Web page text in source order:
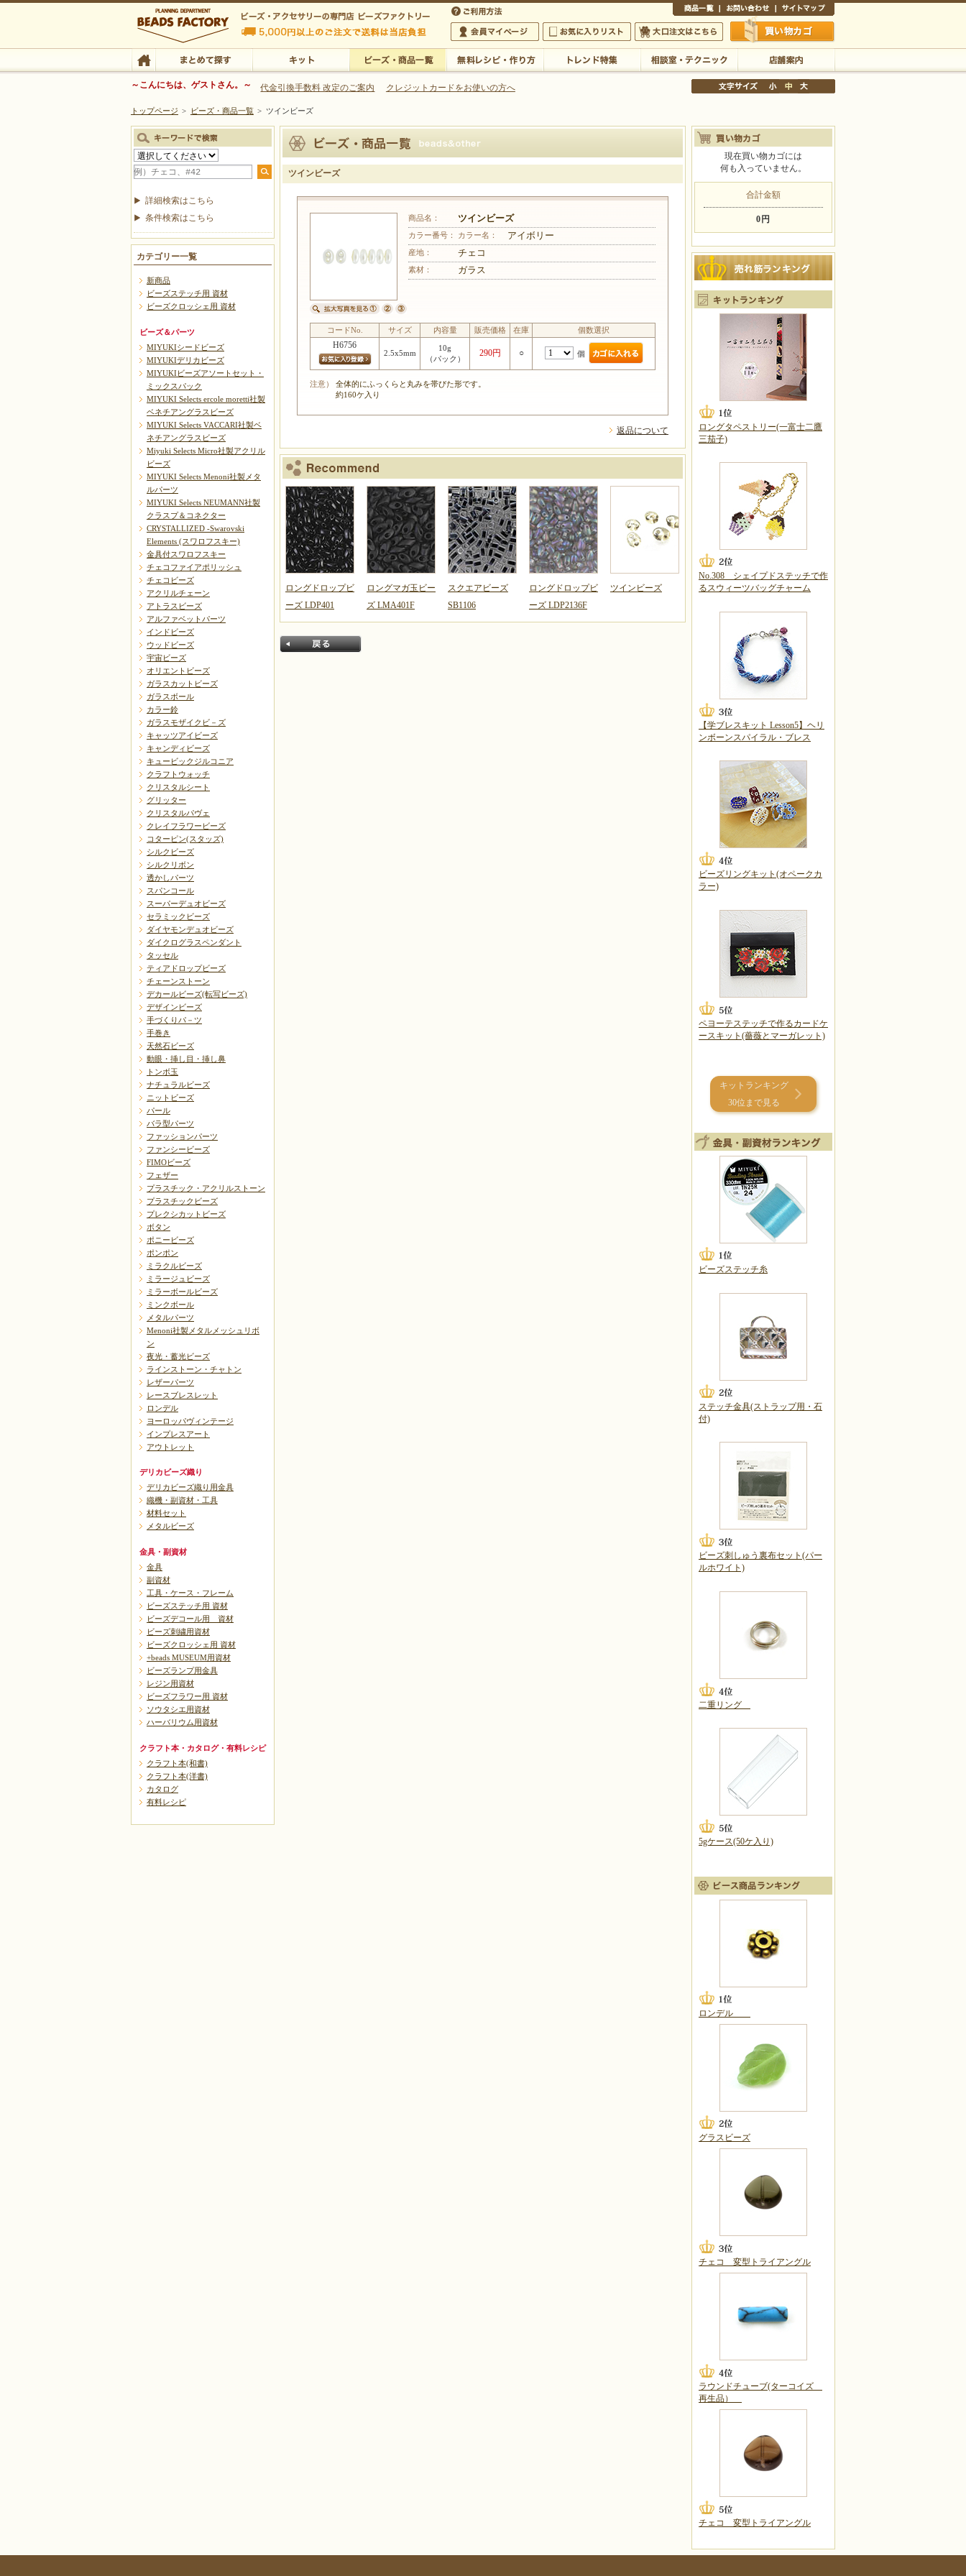
ビーズファクトリー ビーズ・パーツ・金具など・アクセサリーの専門店
ビーズ・アクセサリーの専門店 ビーズファクトリー 5,000円以上のご注文で送料は当店が負担いたします
ビーズ・アクセサリーの専門店 ビーズファクトリー 5,000円以上のご注文で送料は当店が負担いたします
会員マイページ
お気に入りリスト 大口注文はこちら 買い物かご
TOP まとめて探す 店舗案内
～こんにちは、ゲストさん。～ 代金引換手数料 改定のご案内 クレジットカードをお使いの方へ
トップページ > ビーズ・商品一覧 > ツインビーズ
ツインビーズ
商品名： ツインビーズ
カラー番号： カラー名： アイボリー
産地： チェコ
素材： ガラス
コードNo. サイズ 内容量 販売価格 在庫 個数選択
H6756
2.5x5mm
10g
（パック）
290円 ○ 個
注意）
全体的にふっくらと丸みを帯びた形です。
約160ケ入り
返品について
ロングドロップビ
ーズ LDP401
ロングマガ玉ビー
ズ LMA401F
スクエアビーズ
SB1106
ロングドロップビ
ーズ LDP2136F
ツインビーズ
詳細検索はこちら
条件検索はこちら
カテゴリー一覧
新商品
ビーズステッチ用 資材
ビーズクロッシェ用 資材
ビーズ＆パーツ
MIYUKIシードビーズ
MIYUKIデリカビーズ
MIYUKIビーズアソートセット・
ミックスパック
MIYUKI Selects ercole moretti社製
ベネチアングラスビーズ
MIYUKI Selects VACCARI社製ベ
ネチアングラスビーズ
Miyuki Selects Micro社製アクリル
ビーズ
MIYUKI Selects Menoni社製メタ
ルパーツ
MIYUKI Selects NEUMANN社製
クラスプ＆コネクター
CRYSTALLIZED -Swarovski
Elements (スワロフスキー)
金具付スワロフスキー
チェコファイアポリッシュ
チェコビーズ
アクリルチェーン
アトラスビーズ
アルファベットパーツ
インドビーズ
ウッドビーズ
宇宙ビーズ
オリエントビーズ
ガラスカットビーズ
ガラスボール
カラー鈴
ガラスモザイクビ－ズ
キャッツアイビーズ
キャンディビーズ
キュービックジルコニア
クラフトウォッチ
クリスタルシート
グリッター
クリスタルパヴェ
クレイフラワービーズ
コターピン(スタッズ)
シルクビーズ
シルクリボン
透かしパーツ
スパンコール
スーパーデュオビーズ
セラミックビーズ
ダイヤモンデュオビーズ
ダイクログラスペンダント
タッセル
ティアドロップビーズ
チェーンストーン
デカールビーズ(転写ビーズ)
デザインビーズ
手づくりパ－ツ
手巻き
天然石ビーズ
動眼・挿し目・挿し鼻
トンボ玉
ナチュラルビーズ
ニットビーズ
パール
バラ型パーツ
ファッションパーツ
ファンシービーズ
FIMOビーズ
フェザー
プラスチック・アクリルストーン
プラスチックビーズ
プレクシカットビーズ
ボタン
ポニービーズ
ポンポン
ミラクルビーズ
ミラージュビーズ
ミラーボールビーズ
ミンクボール
メタルパーツ
Menoni社製メタルメッシュリボ
ン
夜光・蓄光ビーズ
ラインストーン・チャトン
レザーパーツ
レースブレスレット
ロンデル
ヨーロッパヴィンテージ
インプレスアート
アウトレット
デリカビーズ織り
デリカビーズ織り用金具
織機・副資材・工具
材料セット
メタルビーズ
金具・副資材
金具
副資材
工具・ケース・フレーム
ビーズステッチ用 資材
ビーズデコール用 資材
ビーズ刺繍用資材
ビーズクロッシェ用 資材
+beads MUSEUM用資材
ビーズランプ用金具
レジン用資材
ビーズフラワー用 資材
ソウタシエ用資材
ハーバリウム用資材
クラフト本・カタログ・有料レシピ
クラフト本(和書)
クラフト本(洋書)
カタログ
有料レシピ
現在買い物カゴには
何も入っていません。
合計金額
0円
ロングタペストリー(一富士二鷹
三茄子)
No.308 シェイプドステッチで作
るスウィーツバッグチャーム
【学ブレスキット Lesson5】ヘリ
ンボーンスパイラル・ブレス
ビーズリングキット(オペークカ
ラー)
ペヨーテステッチで作るカードケ
ースキット(薔薇とマーガレット)
キットランキング
30位まで見る
ビーズステッチ糸
ステッチ金具(ストラップ用・石
付)
ビーズ刺しゅう裏布セット(パー
ルホワイト)
二重リング
5gケース(50ケ入り)
ロンデル
グラスビーズ
チェコ 変型トライアングル
ラウンドチューブ(ターコイズ
再生品）
チェコ 変型トライアングル